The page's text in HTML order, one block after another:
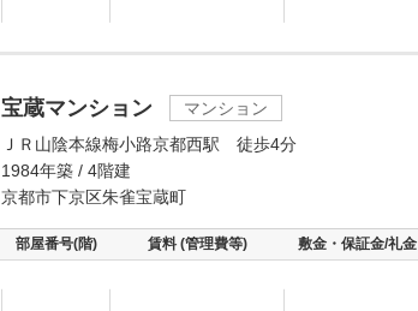
宝蔵マンション
マンション
ＪＲ山陰本線梅小路京都西駅 徒歩4分
1984年築 / 4階建
京都市下京区朱雀宝蔵町
部屋番号(階) 賃料 (管理費等) 敷金・保証金/礼金